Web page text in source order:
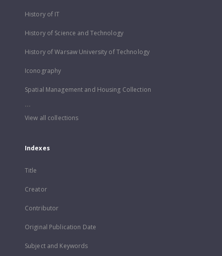
History of IT
History of Science and Technology
History of Warsaw University of Technology
Iconography
Spatial Management and Housing Collection
...
View all collections
Indexes
Title
Creator
Contributor
Original Publication Date
Subject and Keywords